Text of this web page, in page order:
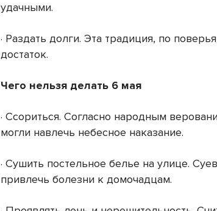
удачными.
· Раздать долги. Эта традиция, по
достаток.
Чего нельзя делать 6 мая
· Ссориться. Согласно народным
могли навлечь небесное наказание.
· Сушить постельное белье на улице.
привлечь болезни к домочадцам.